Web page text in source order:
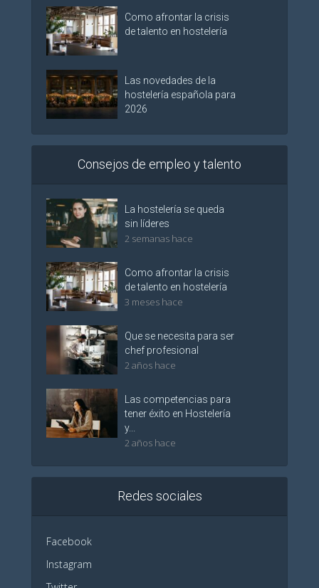
Como afrontar la crisis
de talento en hostelería
Las novedades de la
hostelería española para
2026
Consejos de empleo y talento
La hostelería se queda
sin líderes
2 semanas hace
Como afrontar la crisis
de talento en hostelería
3 meses hace
Que se necesita para ser
chef profesional
2 años hace
Las competencias para
tener éxito en Hostelería
y...
2 años hace
Redes sociales
Facebook
Instagram